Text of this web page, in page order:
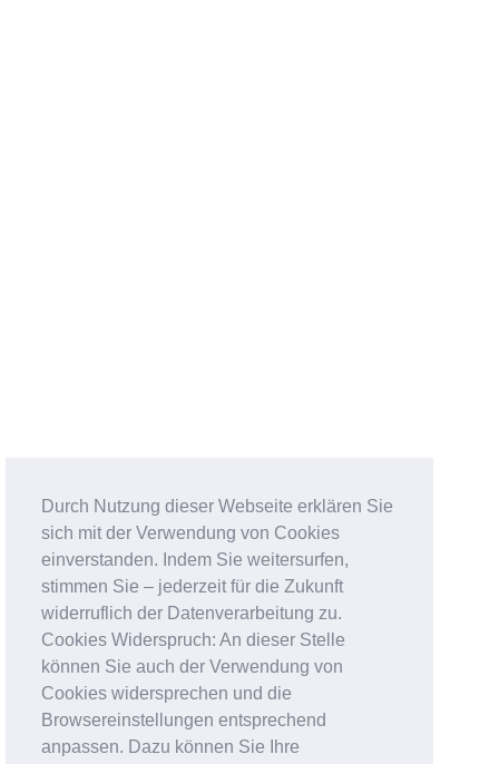
Durch Nutzung dieser Webseite erklären Sie
sich mit der Verwendung von Cookies
einverstanden. Indem Sie weitersurfen,
stimmen Sie – jederzeit für die Zukunft
widerruflich der Datenverarbeitung zu.
Cookies Widerspruch: An dieser Stelle
können Sie auch der Verwendung von
Cookies widersprechen und die
Browsereinstellungen entsprechend
anpassen. Dazu können Sie Ihre